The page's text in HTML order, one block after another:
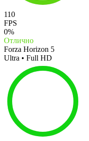
110
FPS
0%
Отлично
Forza Horizon 5
Ultra • Full HD